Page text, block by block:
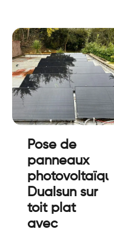
Pose de
panneaux
photovoltaïque
Dualsun sur
toit plat
avec